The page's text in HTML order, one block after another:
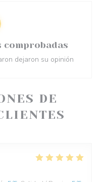
DE
comprobadas
dejaron su opinión